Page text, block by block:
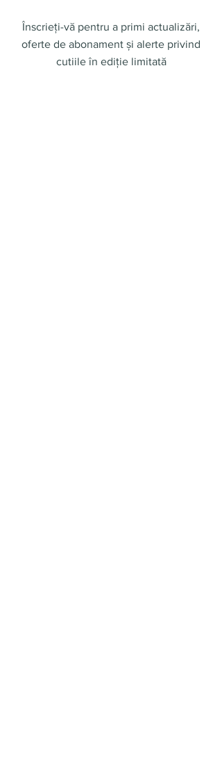
Înscrieți-vă pentru a primi actualizări,
oferte de abonament și alerte privind
cutiile în ediție limitată